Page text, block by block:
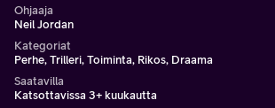
Ohjaaja
Neil Jordan
Kategoriat
Perhe, Trilleri, Toiminta, Rikos, Draama
Saatavilla
Katsottavissa 3+ kuukautta